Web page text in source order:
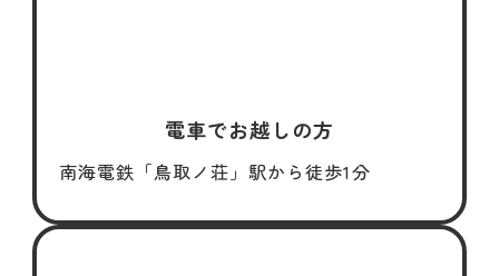
電車でお越しの方
南海電鉄「鳥取ノ荘」駅から徒歩1分